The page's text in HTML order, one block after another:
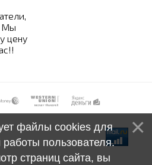
Мы
цену
файлы cookies для
пользователя.
страниц сайта, вы